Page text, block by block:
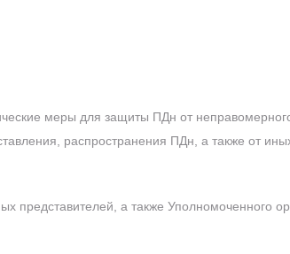
меры для защиты ПДн от
распространения ПДн, а также от
представителей, а также Уполномоченного